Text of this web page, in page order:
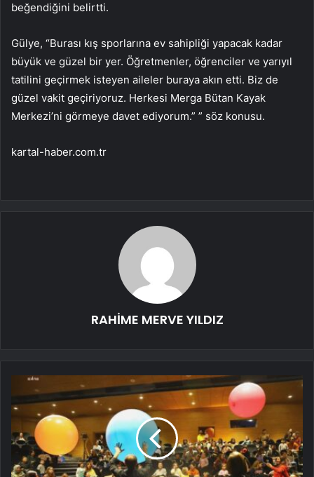
beğendiğini belirtti.
Gülye, “Burası kış sporlarına ev sahipliği yapacak kadar
büyük ve güzel bir yer. Öğretmenler, öğrenciler ve yarıyıl
tatilini geçirmek isteyen aileler buraya akın etti. Biz de
güzel vakit geçiriyoruz. Herkesi Merga Bütan Kayak
Merkezi’ni görmeye davet ediyorum.” ” söz konusu.
kartal-haber.com.tr
RAHİME MERVE YILDIZ